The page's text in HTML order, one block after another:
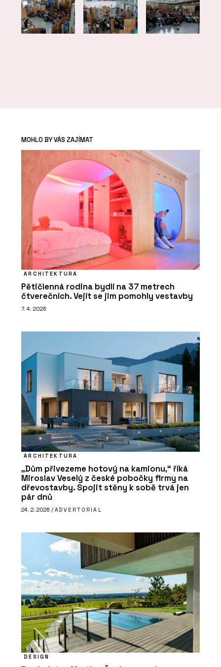
MOHLO BY VÁS ZAJÍMAT
ARCHITEKTURA
Pětičlenná rodina bydlí na 37 metrech
čtverečních. Vejít se jim pomohly vestavby
7. 4. 2026
ARCHITEKTURA
„Dům přivezeme hotový na kamionu,“ říká
Miroslav Veselý z české pobočky firmy na
dřevostavby. Spojit stěny k sobě trvá jen
pár dnů
24. 2. 2026 / ADVERTORIAL
DESIGN